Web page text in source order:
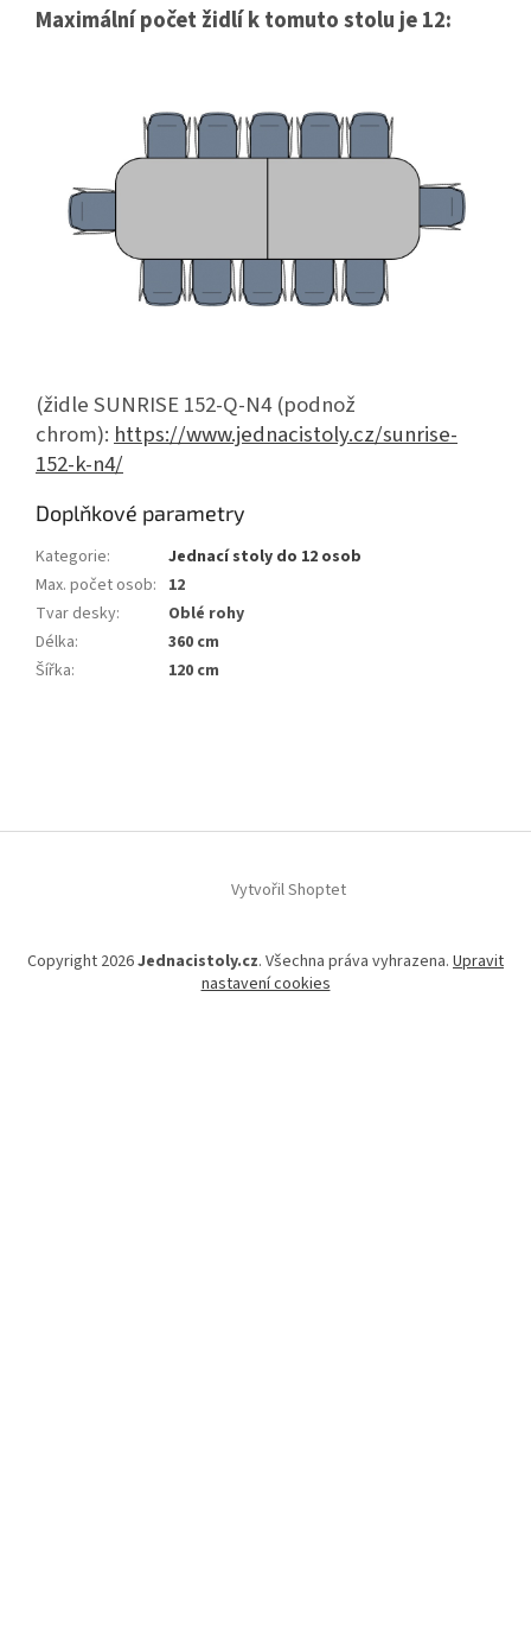
Maximální počet židlí k tomuto stolu je 12:
(židle SUNRISE 152-Q-N4 (podnož
chrom):https://www.jednacistoly.cz/sunrise-
152-k-n4/
Doplňkové parametry
Kategorie:
Jednací stoly do 12 osob
Max. počet osob: 12
Tvar desky:
Oblé rohy
Délka:
360 cm
Šířka: 120 cm
Vytvořil Shoptet
Copyright 2026Jednacistoly.cz. Všechna práva vyhrazena. Upravit
nastavení cookies